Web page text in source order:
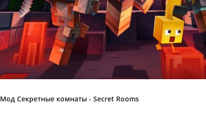
Мод Секретные комнаты - Secret Rooms